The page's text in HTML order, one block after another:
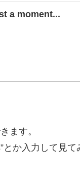
a moment...
ます。
とか入力して見